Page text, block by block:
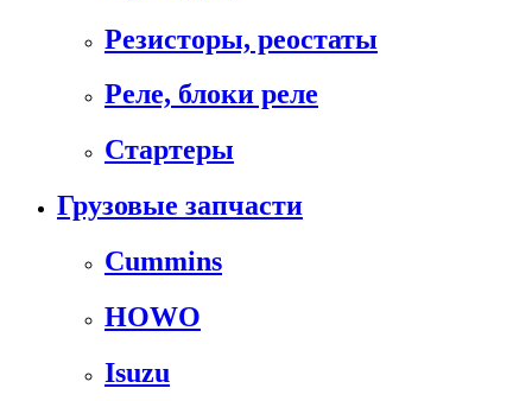
Резисторы, реостаты
Реле, блоки реле
Стартеры
Грузовые запчасти
Cummins
HOWO
Isuzu